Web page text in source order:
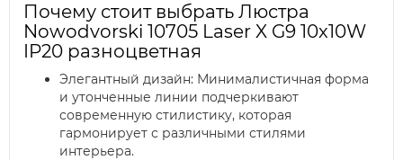
Почему стоит выбрать Люстра
Nowodvorski 10705 Laser X G9 10x10W
IP20 разноцветная
Элегантный дизайн: Минималистичная форма
и утонченные линии подчеркивают
современную стилистику, которая
гармонирует с различными стилями
интерьера.